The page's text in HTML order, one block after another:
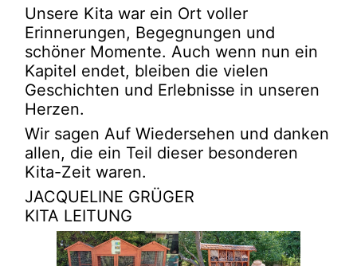
Unsere Kita war ein Ort voller
Erinnerungen, Begegnungen und
schöner Momente. Auch wenn nun ein
Kapitel endet, bleiben die vielen
Geschichten und Erlebnisse in unseren
Herzen.
Wir sagen Auf Wiedersehen und danken
allen, die ein Teil dieser besonderen
Kita-Zeit waren.
JACQUELINE GRÜGER
KITA LEITUNG